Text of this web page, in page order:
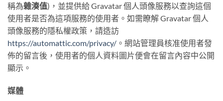
稱為雜湊值)，並提供給 Gravatar 個人頭像服務以查詢這個
使用者是否為這項服務的使用者。如需瞭解 Gravatar 個人
頭像服務的隱私權政策，請造訪
https://automattic.com/privacy/ 。網站管理員核准使用者發
佈的留言後，使用者的個人資料圖片便會在留言內容中公開
顯示。
媒體